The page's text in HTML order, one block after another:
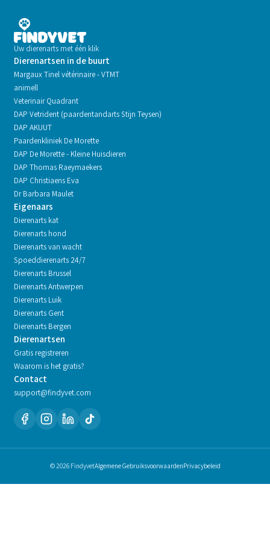
Uw dierenarts met één klik
Dierenartsen in de buurt
Margaux Tinel vétérinaire - VTMT
animell
Veterinair Quadrant
DAP Vetrident (paardentandarts Stijn Teysen)
DAP AKUUT
Paardenkliniek De Morette
DAP De Morette - Kleine Huisdieren
DAP Thomas Raeymaekers
DAP Christiaens Eva
Dr Barbara Maulet
Eigenaars
Dierenarts kat
Dierenarts hond
Dierenarts van wacht
Spoeddierenarts 24/7
Dierenarts Brussel
Dierenarts Antwerpen
Dierenarts Luik
Dierenarts Gent
Dierenarts Bergen
Dierenartsen
Gratis registreren
Waarom is het gratis?
Contact
support@findyvet.com
© 2026 FindyvetAlgemene GebruiksvoorwaardenPrivacybeleid